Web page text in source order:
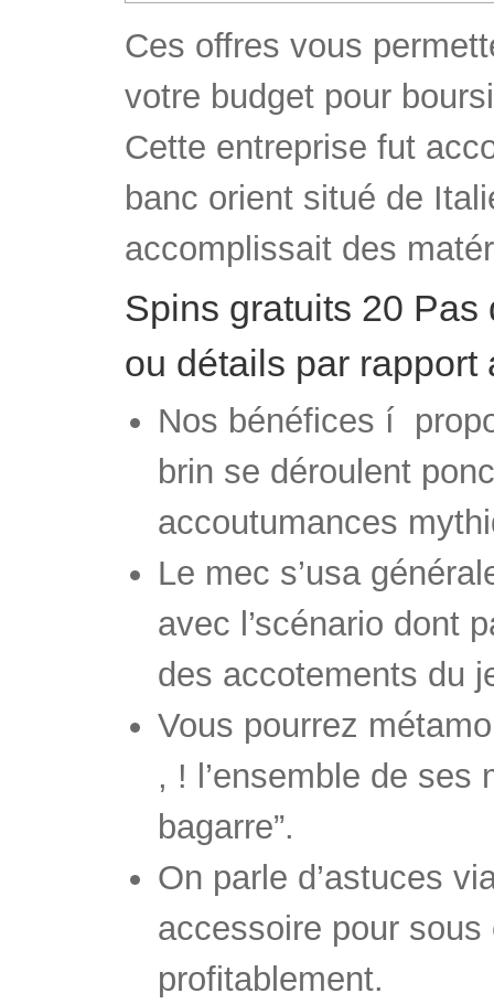
Ces offres vous
votre budget pour
Cette entreprise fut
banc orient situé de
accomplissait des
Spins gratuits 20 Pas
ou détails par
Nos bénéfices í
brin se déroulent
accoutumances
Le mec s’usa
avec l’scénario dont
des accotements du
Vous pourrez
, ! l’ensemble de ses
bagarre”.
On parle d’astuces
accessoire pour
profitablement.